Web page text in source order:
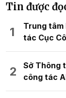
Tin được
Trung tâm
tác Cục
tham
chuyển đổi
Sở Thông
công tác
đô thị kỹ